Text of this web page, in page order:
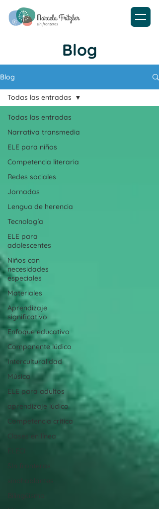
Blog
Blog
Todas las entradas
Narrativa transmedia
ELE para niños
Competencia literaria
Redes sociales
Jornadas
Lengua de herencia
Tecnología
ELE para
adolescentes
Niños con
necesidades
especiales
Materiales
Aprendizaje
significativo
Enfoque educativo
Componente lúdico
Interculturalidad
Música
ELE para adultos
aprendizaje lúdico
Competencia crítica
Clases en línea
ELECI
SIn fronteras
sinohablantes
Bilingüismo
Todas las entradas